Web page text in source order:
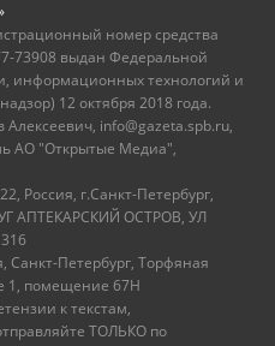
номер средства
73908 выдан Федеральной
информационных технологий и
12 октября 2018 года.
info@gazeta.spb.ru,
АО "Открытые Медиа",
Россия, г.Санкт-Петербург,
АПТЕКАРСКИЙ ОСТРОВ, УЛ
Санкт-Петербург, Торфяная
1, помещение 67Н
к текстам,
ТОЛЬКО по